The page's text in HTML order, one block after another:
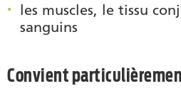
les muscles, le tissu
sanguins
Convient